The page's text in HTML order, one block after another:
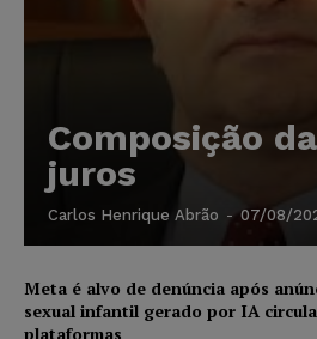
Composição
juros
Carlos Henrique Abrão - 07/08/
Meta é alvo de denúncia após
sexual infantil gerado por IA
plataformas